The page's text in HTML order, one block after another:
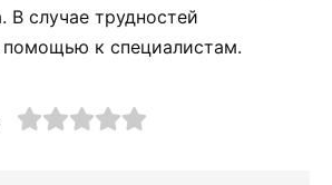
В случае трудностей
помощью к специалистам.